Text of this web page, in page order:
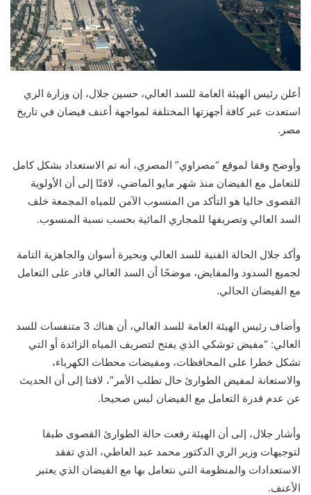
أعلن رئيس الهيئة العامة للسد العالي، حسين جلال، إن وزارة الري
استعدت عبر كافة أجهزتها المختلفة لمواجهة أعنف فيضان في تاريخ
مصر.
وأوضح وفقا لموقع “مصراوي” المصري، أنه تم الاستعداد بشكل كامل
للتعامل مع الفيضان منذ شهر مايو الماضي، لافتًا إلى أن الأولوية
القصوى حاليا هو التأكد من المنسوب الآمن للمياه المجمعة خلف
السد العالي وتصريفها للمجاري المائية بحسب نسبة المنسوب.
وأكد جلال الحالة الفنية للسد العالي وبحيرة أسوان والجاهزية التامة
لجميع السدود والمفايض، موضحًا أن السد العالي قادر على التعامل
مع الفيضان الحالي.
وأضاف رئيس الهيئة العامة للسد العالي، أن هناك 3 متنفسات للسد
العالي: “مفيض توشكي الذي يفتح لتصريف المياه الزائدة أو التي
تشكل خطرا على المحافظات، ومفيضات محطات الكهرباء،
والاستعانة لمفيض الطوارئ حال تطلب الأمر”، لافتا إلى أن الحديث
عن عدم قدرة التعامل مع الفيضان ليس صحيحا.
وأشار جلال، إلى أن الهيئة رفعت حالة الطوارئ القصوى طبقا
لتوجيهات وزير الري الدكتور محمد عبد العاطي، الذي تفقد
الاستعدادات والمنظومة التي نتعامل بها مع الفيضان الذي يعتبر
الأعنف. ​